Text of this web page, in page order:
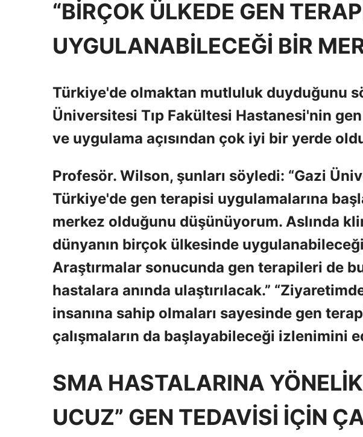
“BİRÇOK ÜLKEDE GEN
UYGULANABİLECEĞİ BİR
Türkiye'de olmaktan mutluluk duyduğunu
Üniversitesi Tıp Fakültesi Hastanesi'nin
ve uygulama açısından çok iyi bir yerde
Profesör. Wilson, şunları söyledi: “Gazi
Türkiye'de gen terapisi uygulamalarına
merkez olduğunu düşünüyorum. Aslında
dünyanın birçok ülkesinde
Araştırmalar sonucunda gen terapileri de
hastalara anında ulaştırılacak.”
insanına sahip olmaları sayesinde gen
çalışmaların da başlayabileceği izlenimini
SMA HASTALARINA
UCUZ” GEN TEDAVİSİ İÇİN